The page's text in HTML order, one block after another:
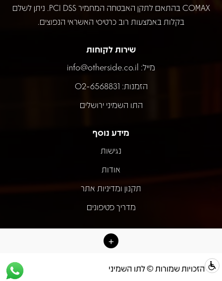
COMAX בהתאם לתקן האבטחה המחמיר PCI DSS. ניתן לשלם
בקלות באמצעות רוב כרטיסי האשראי הנפוצים.
שירות לקוחות
מייל: info@otherside.co.il
הזמנות: 02-6568831
התו השמיני ירושלים
מידע נוסף
נגישות
אודות
תקנון ומדיניות אתר
מדריך פטיפונים
כל הזכויות שמורות © לתו השמיני